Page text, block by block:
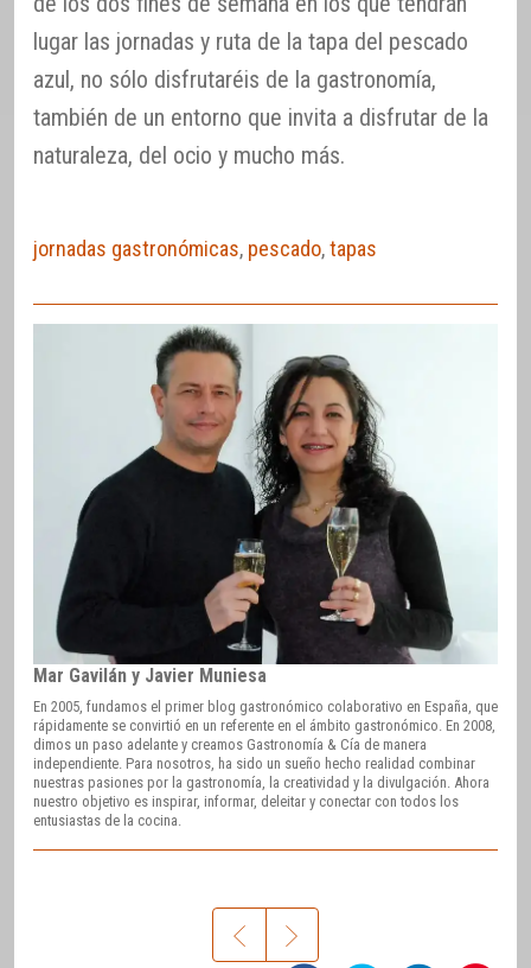
lugar las jornadas y ruta de la tapa del pescado
azul, no sólo disfrutaréis de la gastronomía,
también de un entorno que invita a disfrutar de la
naturaleza, del ocio y mucho más.
jornadas gastronómicas, pescado,tapas
Mar Gavilán y Javier Muniesa
En 2005, fundamos el primer blog gastronómico colaborativo en España, que
rápidamente se convirtió en un referente en el ámbito gastronómico. En 2008,
dimos un paso adelante y creamos Gastronomía & Cía de manera
independiente. Para nosotros, ha sido un sueño hecho realidad combinar
nuestras pasiones por la gastronomía, la creatividad y la divulgación. Ahora
nuestro objetivo es inspirar, informar, deleitar y conectar con todos los
entusiastas de la cocina.